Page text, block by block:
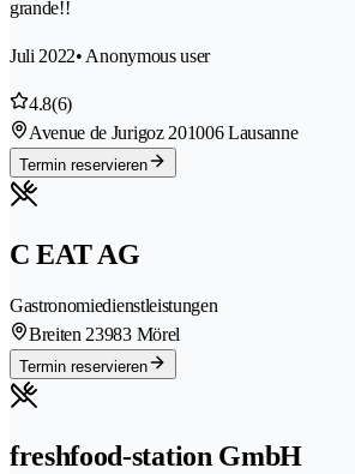
grande!!
Juli 2022• Anonymous user
4.8(6)
Avenue de Jurigoz 201006 Lausanne
Termin reservieren
C EAT AG
Gastronomiedienstleistungen
Breiten 23983 Mörel
Termin reservieren
freshfood-station GmbH